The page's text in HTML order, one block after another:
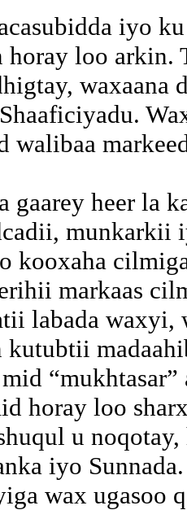
iyo
horay loo arkin.
waxaana
walibaa
gaarey heer la
munkarkii
kooxaha
markaas
labada
kutubtii
horay loo
u
iyo
wax ugasoo